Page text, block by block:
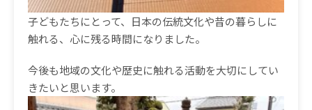
子どもたちにとって、日本の伝統文化や昔の暮らしに
触れる、心に残る時間になりました。
今後も地域の文化や歴史に触れる活動を大切にしてい
きたいと思います。